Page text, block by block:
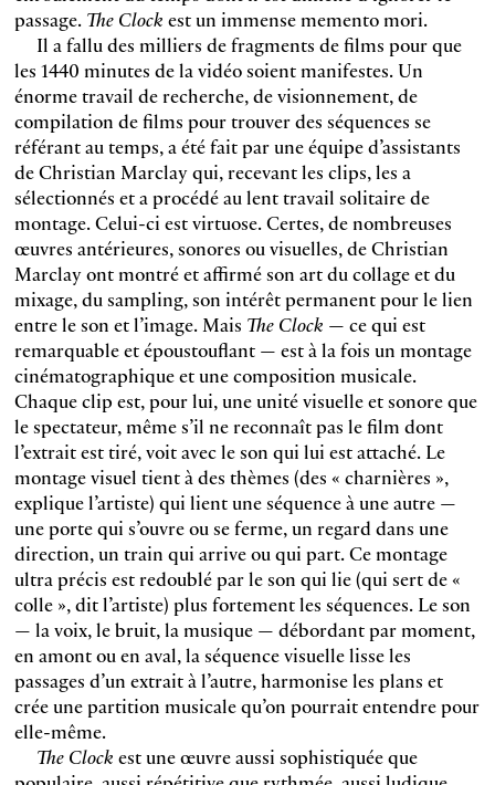
passage. The Clock est un immense memento mori.
Il a fallu des milliers de fragments de films pour que
les 1440 minutes de la vidéo soient manifestes. Un
énorme travail de recherche, de visionnement, de
compilation de films pour trouver des séquences se
référant au temps, a été fait par une équipe d’assistants
de Christian Marclay qui, recevant les clips, les a
sélectionnés et a procédé au lent travail solitaire de
montage. Celui-ci est virtuose. Certes, de nombreuses
œuvres antérieures, sonores ou visuelles, de Christian
Marclay ont montré et affirmé son art du collage et du
mixage, du sampling, son intérêt permanent pour le lien
entre le son et l’image. Mais The Clock — ce qui est
remarquable et époustouflant — est à la fois un montage
cinématographique et une composition musicale.
Chaque clip est, pour lui, une unité visuelle et sonore que
le spectateur, même s’il ne reconnaît pas le film dont
l’extrait est tiré, voit avec le son qui lui est attaché. Le
montage visuel tient à des thèmes (des « charnières »,
explique l’artiste) qui lient une séquence à une autre —
une porte qui s’ouvre ou se ferme, un regard dans une
direction, un train qui arrive ou qui part. Ce montage
ultra précis est redoublé par le son qui lie (qui sert de «
colle », dit l’artiste) plus fortement les séquences. Le son
— la voix, le bruit, la musique — débordant par moment,
en amont ou en aval, la séquence visuelle lisse les
passages d’un extrait à l’autre, harmonise les plans et
crée une partition musicale qu’on pourrait entendre pour
elle-même.
The Clock est une œuvre aussi sophistiquée que